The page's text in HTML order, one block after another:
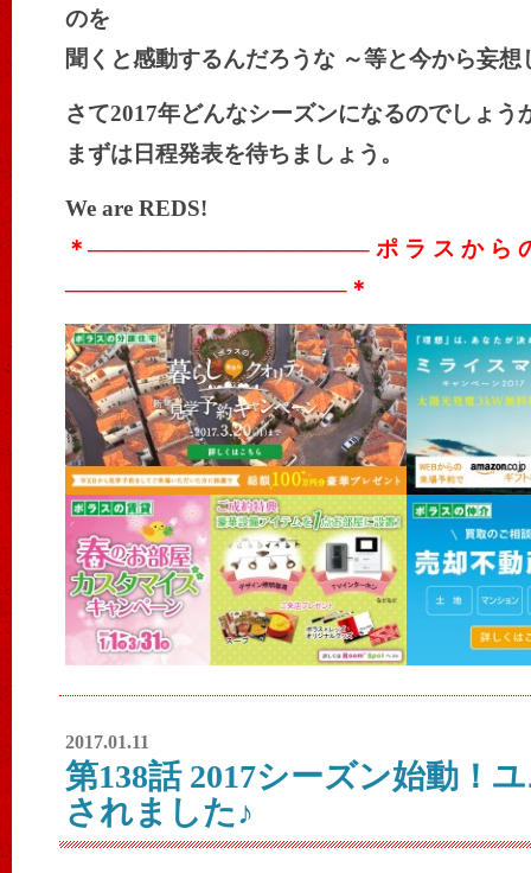
のを
聞くと感動するんだろうな ～等と今から妄想
さて2017年どんなシーズンになるのでしょう
まずは日程発表を待ちましょう。
We are REDS!
＊————————————– ポ ラ ス か ら の
————————————– ＊
2017.01.11
第138話 2017シーズン始動！
されました♪